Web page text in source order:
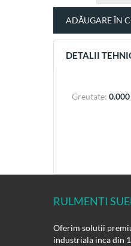
DETALII
Greutate:
RULMENTI
Oferim solutii
industriala inca din